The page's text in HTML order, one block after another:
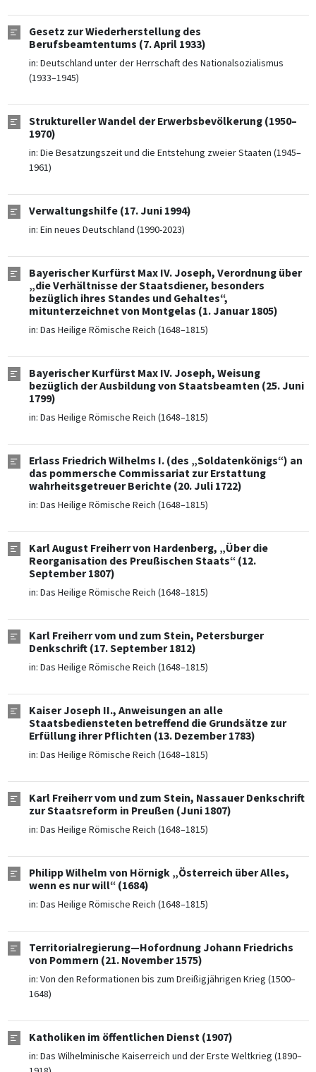
Gesetz zur Wiederherstellung des
Berufsbeamtentums (7. April 1933)
in: Deutschland unter der Herrschaft des Nationalsozialismus
(1933–1945)
Struktureller Wandel der Erwerbsbevölkerung (1950–
1970)
in: Die Besatzungszeit und die Entstehung zweier Staaten (1945–
1961)
Verwaltungshilfe (17. Juni 1994)
in: Ein neues Deutschland (1990-2023)
Bayerischer Kurfürst Max IV. Joseph, Verordnung über
„die Verhältnisse der Staatsdiener, besonders
bezüglich ihres Standes und Gehaltes“,
mitunterzeichnet von Montgelas (1. Januar 1805)
in: Das Heilige Römische Reich (1648–1815)
Bayerischer Kurfürst Max IV. Joseph, Weisung
bezüglich der Ausbildung von Staatsbeamten (25. Juni
1799)
in: Das Heilige Römische Reich (1648–1815)
Erlass Friedrich Wilhelms I. (des „Soldatenkönigs“) an
das pommersche Commissariat zur Erstattung
wahrheitsgetreuer Berichte (20. Juli 1722)
in: Das Heilige Römische Reich (1648–1815)
Karl August Freiherr von Hardenberg, „Über die
Reorganisation des Preußischen Staats“ (12.
September 1807)
in: Das Heilige Römische Reich (1648–1815)
Karl Freiherr vom und zum Stein, Petersburger
Denkschrift (17. September 1812)
in: Das Heilige Römische Reich (1648–1815)
Kaiser Joseph II., Anweisungen an alle
Staatsbediensteten betreffend die Grundsätze zur
Erfüllung ihrer Pflichten (13. Dezember 1783)
in: Das Heilige Römische Reich (1648–1815)
Karl Freiherr vom und zum Stein, Nassauer Denkschrift
zur Staatsreform in Preußen (Juni 1807)
in: Das Heilige Römische Reich (1648–1815)
Philipp Wilhelm von Hörnigk „Österreich über Alles,
wenn es nur will“ (1684)
in: Das Heilige Römische Reich (1648–1815)
Territorialregierung—Hofordnung Johann Friedrichs
von Pommern (21. November 1575)
in: Von den Reformationen bis zum Dreißigjährigen Krieg (1500–
1648)
Katholiken im öffentlichen Dienst (1907)
in: Das Wilhelminische Kaiserreich und der Erste Weltkrieg (1890–